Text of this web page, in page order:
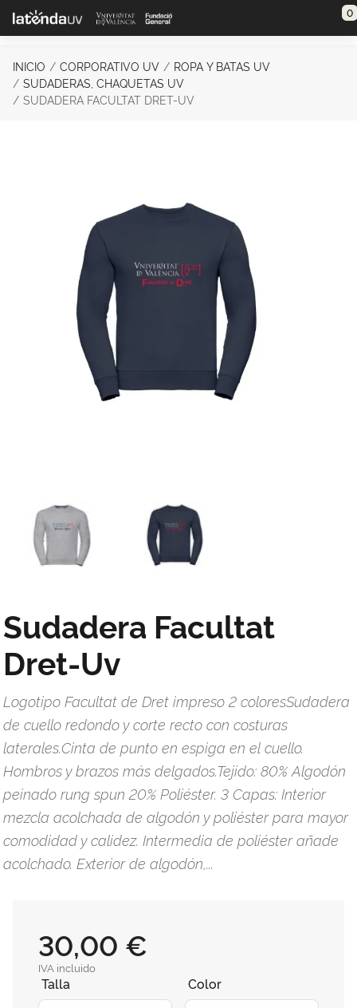
Saltar al contenido principal 0
INICIO CORPORATIVO UV
ROPA Y BATAS UV
SUDADERAS, CHAQUETAS UV
SUDADERA FACULTAT DRET-UV
Sudadera Facultat
Dret-Uv
Logotipo Facultat de Dret impreso 2 coloresSudadera
de cuello redondo y corte recto con costuras
laterales.Cinta de punto en espiga en el cuello.
Hombros y brazos más delgados.Tejido: 80% Algodón
peinado rung spun 20% Poliéster. 3 Capas: Interior
mezcla acolchada de algodón y poliéster para mayor
comodidad y calidez. Intermedia de poliéster añade
acolchado. Exterior de algodón,...
30,00 €
IVA incluido
Talla Color